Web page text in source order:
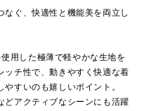
なぐ、快適性と機能美を両立し
用した極薄で軽やかな生地を
ッチ性で、動きやすく快適な着
すいのも嬉しいポイント。
どアクティブなシーンにも活躍